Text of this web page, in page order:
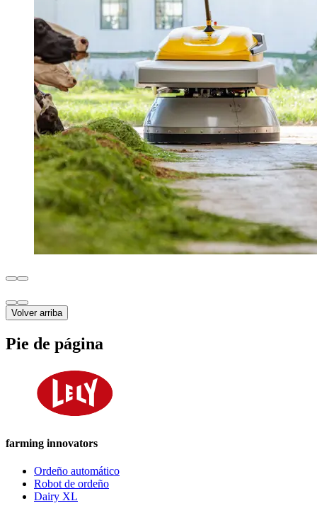
Volver arriba
Pie de página
farming innovators
Ordeño automático
Robot de ordeño
Dairy XL